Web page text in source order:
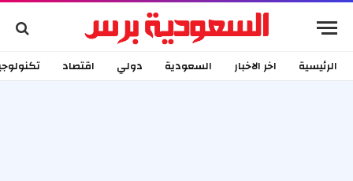
الرئيسية اخر الاخبار السعودية دولي اقتصاد